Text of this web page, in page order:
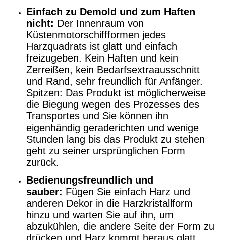
Einfach zu Demold und zum Haften
nicht: Der Innenraum von
Küstenmotorschiffformen jedes
Harzquadrats ist glatt und einfach
freizugeben. Kein Haften und kein
Zerreißen, kein Bedarfsextraausschnitt
und Rand, sehr freundlich für Anfänger.
Spitzen: Das Produkt ist möglicherweise
die Biegung wegen des Prozesses des
Transportes und Sie können ihn
eigenhändig geraderichten und wenige
Stunden lang bis das Produkt zu stehen
geht zu seiner ursprünglichen Form
zurück.
Bedienungsfreundlich und
sauber: Fügen Sie einfach Harz und
anderen Dekor in die Harzkristallform
hinzu und warten Sie auf ihn, um
abzukühlen, die andere Seite der Form zu